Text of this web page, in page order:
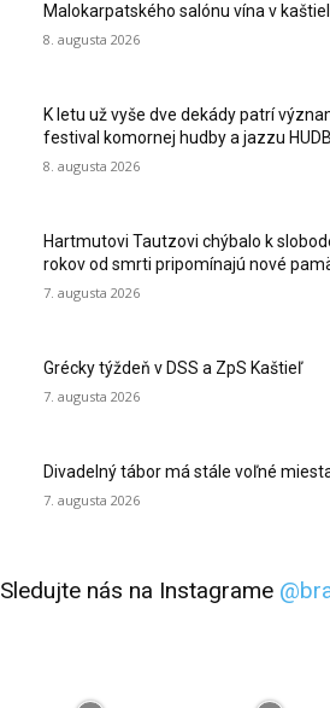
Malokarpatského salónu vína v
8. augusta 2026
K letu už vyše dve dekády patrí
festival komornej hudby a jazzu
8. augusta 2026
Hartmutovi Tautzovi chýbalo k
rokov od smrti pripomínajú nové
7. augusta 2026
Grécky týždeň v DSS a ZpS Kaštieľ
7. augusta 2026
Divadelný tábor má stále voľné
7. augusta 2026
Sledujte nás na Instagrame